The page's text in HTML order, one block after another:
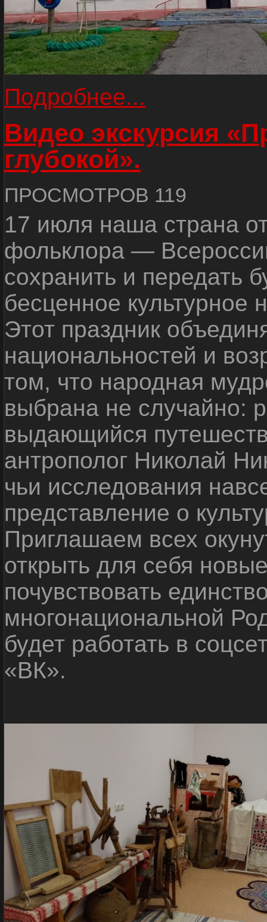
Подробнее...
Видео экскурсия
глубокой».
ПРОСМОТРОВ 119
17 июля наша страна
фольклора —
сохранить и передать
бесценное культурное
Этот праздник
национальностей и
том, что народная
выбрана не случайно:
выдающийся
антрополог Николай
чьи исследования
представление о
Приглашаем всех
открыть для себя
почувствовать
многонациональной
будет работать в
«ВК».